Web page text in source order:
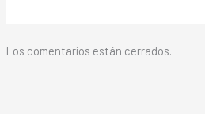
Los comentarios están cerrados.